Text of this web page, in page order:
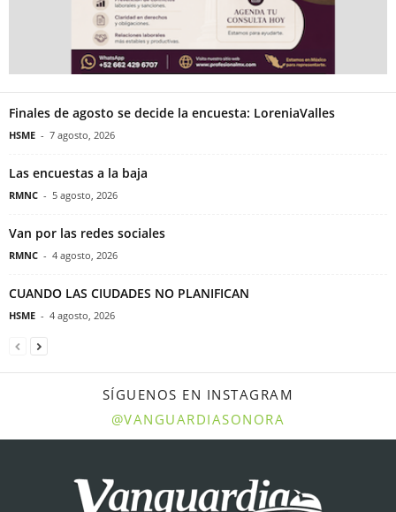
Finales de agosto se decide la encuesta: LoreniaValles
HSME - 7 agosto, 2026
Las encuestas a la baja
RMNC - 5 agosto, 2026
Van por las redes sociales
RMNC - 4 agosto, 2026
CUANDO LAS CIUDADES NO PLANIFICAN
HSME - 4 agosto, 2026
SÍGUENOS EN INSTAGRAM
@VANGUARDIASONORA